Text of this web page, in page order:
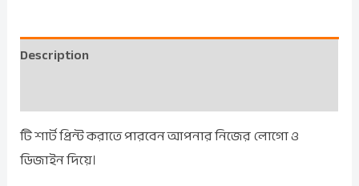
Description
টি শার্ট প্রিন্ট করাতে পারবেন আপনার নিজের লোগো ও
ডিজাইন দিয়ে।